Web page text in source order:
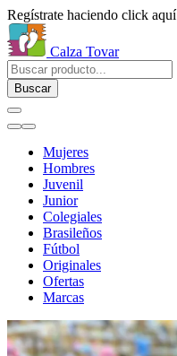
Regístrate haciendo click aquí
Calza Tovar
Buscar
Mujeres
Hombres
Juvenil
Junior
Colegiales
Brasileños
Fútbol
Originales
Ofertas
Marcas